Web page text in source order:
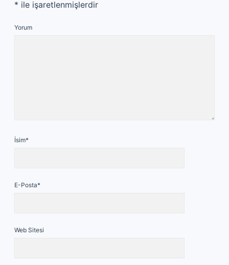
* ile işaretlenmişlerdir
Yorum
İsim*
E-Posta*
Web Sitesi